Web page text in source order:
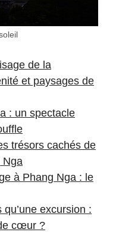
de la
et paysages de
: un spectacle
trésors cachés de
Nga
à Phang Nga : le
excursion :
cœur ?